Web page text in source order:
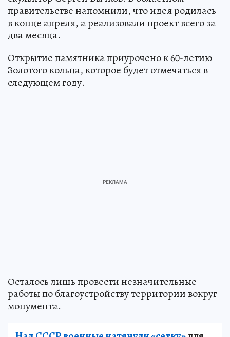
правительстве напомнили, что идея родилась
в конце апреля, а реализовали проект всего за
два месяца.
Открытие памятника приурочено к 60-летию
Золотого кольца, которое будет отмечаться в
следующем году.
Осталось лишь провести незначительные
работы по благоустройству территории вокруг
монумента.